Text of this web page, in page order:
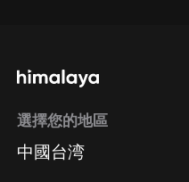
選擇您的地區
中國台湾